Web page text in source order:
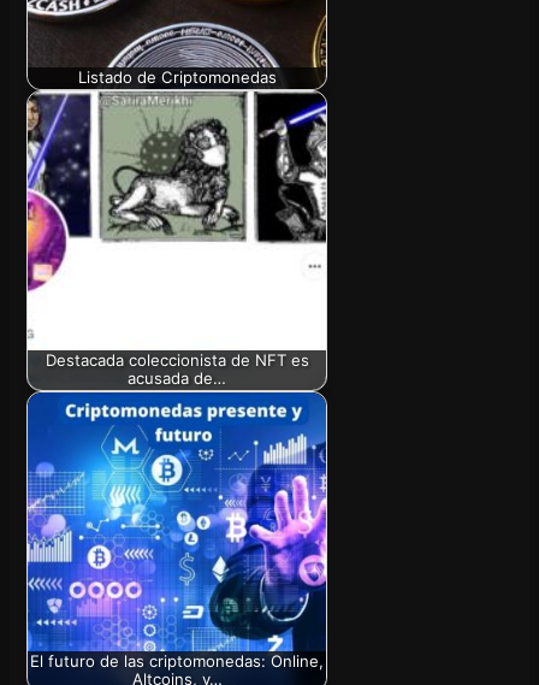
Listado de Criptomonedas
Destacada coleccionista de NFT es
acusada de…
El futuro de las criptomonedas: Online,
Altcoins, y…